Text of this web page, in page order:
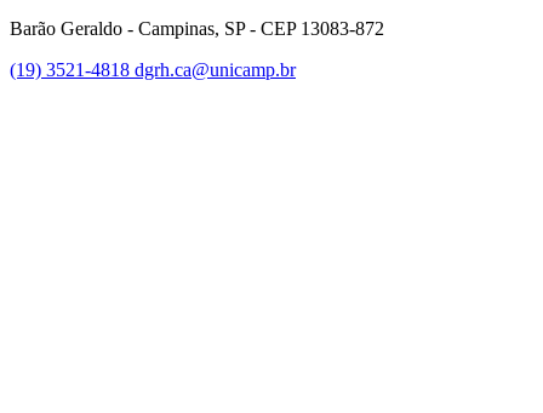
Barão Geraldo - Campinas, SP - CEP 13083-872
(19) 3521-4818 dgrh.ca@unicamp.br